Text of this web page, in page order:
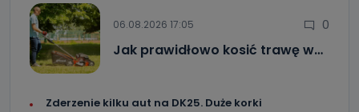
06.08.2026 17:05 0
Jak prawidłowo kosić trawę w…
Zderzenie kilku aut na DK25. Duże korki